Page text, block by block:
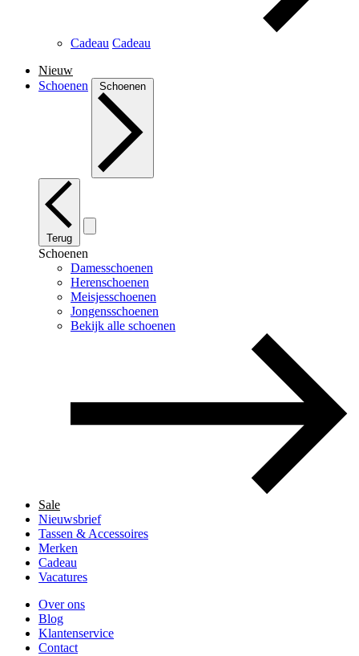
Cadeau Cadeau
Nieuw
Schoenen
Schoenen
Terug
Schoenen
Damesschoenen
Herenschoenen
Meisjesschoenen
Jongensschoenen
Bekijk alle schoenen
Sale
Nieuwsbrief
Tassen & Accessoires
Merken
Cadeau
Vacatures
Over ons
Blog
Klantenservice
Contact